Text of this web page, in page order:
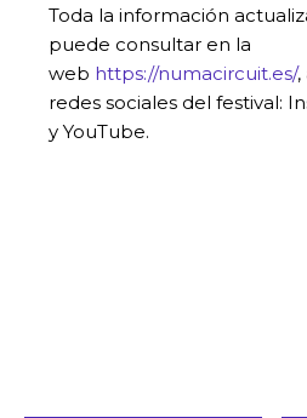
Toda la información
puede consultar en la
web https://numacircuit.es/,
redes sociales del festival:
y YouTube.